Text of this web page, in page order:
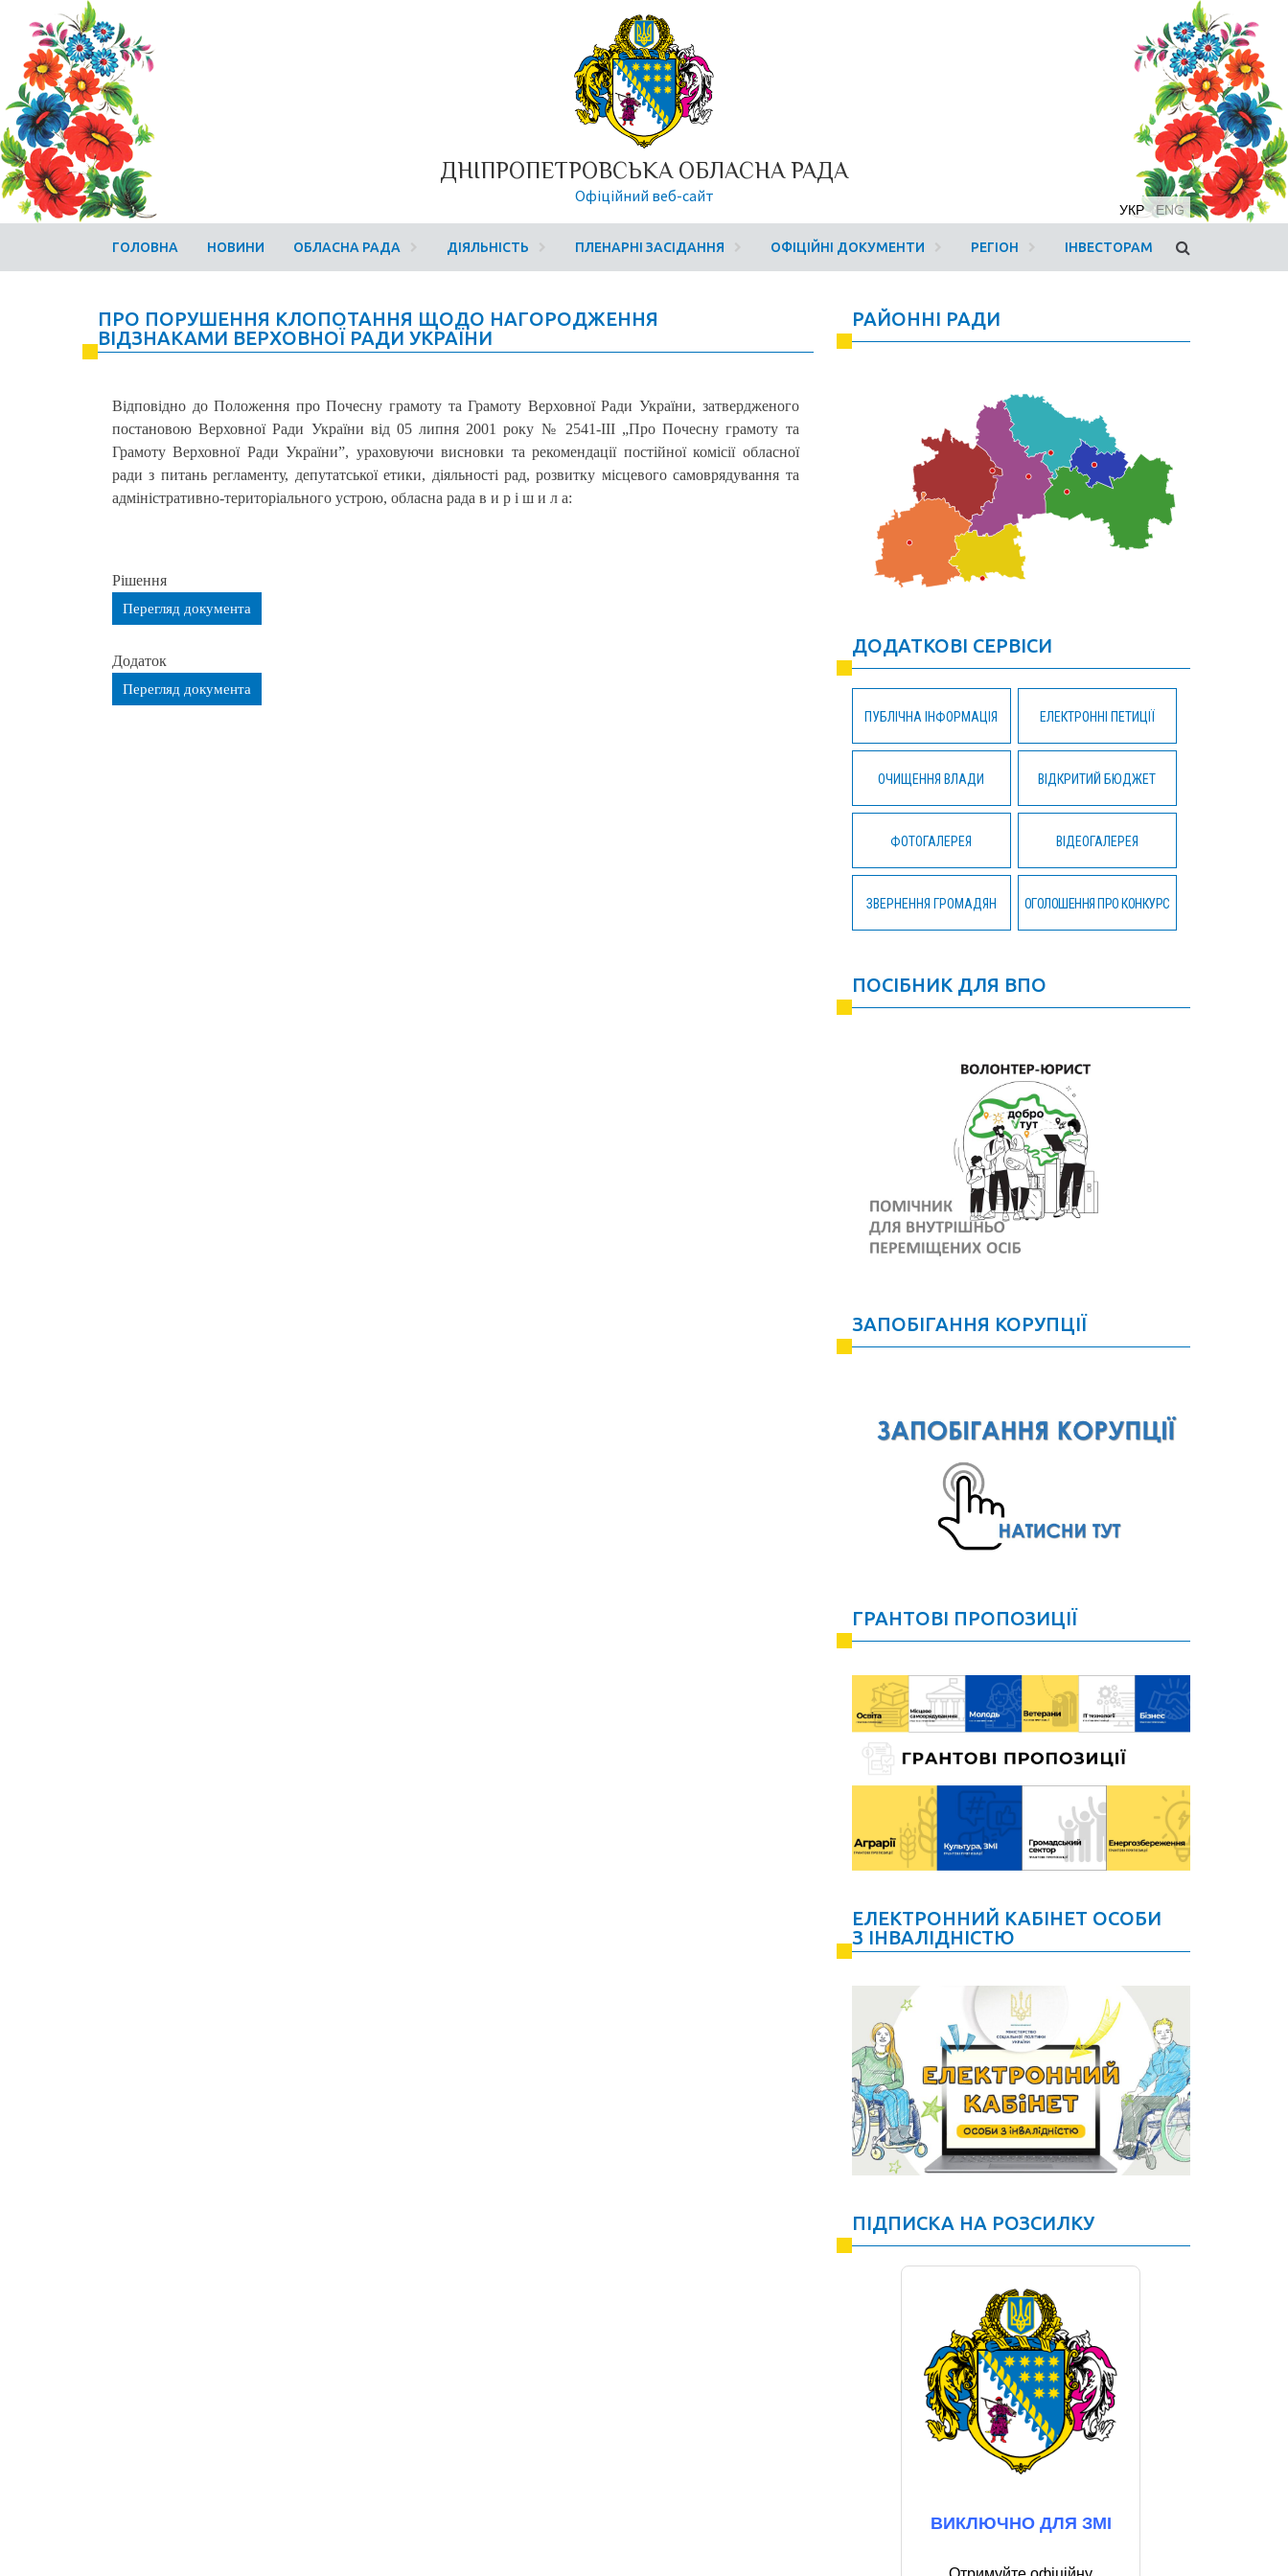
ДНІПРОПЕТРОВСЬКА ОБЛАСНА РАДА
Офіційний веб-сайт
УКР ENG
ГОЛОВНА НОВИНИ ОБЛАСНА РАДА ДІЯЛЬНІСТЬ ПЛЕНАРНІ ЗАСІДАННЯ ОФІЦІЙНІ ДОКУМЕНТИ РЕГІОН ІНВЕСТОРАМ
ПРО ПОРУШЕННЯ КЛОПОТАННЯ ЩОДО НАГОРОДЖЕННЯ
ВІДЗНАКАМИ ВЕРХОВНОЇ РАДИ УКРАЇНИ
Відповідно до Положення про Почесну грамоту та Грамоту Верховної Ради України, затвердженого
постановою Верховної Ради України від 05 липня 2001 року № 2541-III „Про Почесну грамоту та
Грамоту Верховної Ради України”, ураховуючи висновки та рекомендації постійної комісії обласної
ради з питань регламенту, депутатської етики, діяльності рад, розвитку місцевого самоврядування та
адміністративно-територіального устрою, обласна рада в и р і ш и л а:
Рішення
Перегляд документа
Додаток
Перегляд документа
РАЙОННІ РАДИ
ДОДАТКОВІ СЕРВІСИ
ПУБЛІЧНА ІНФОРМАЦІЯ ЕЛЕКТРОННІ ПЕТИЦІЇ
ОЧИЩЕННЯ ВЛАДИ ВІДКРИТИЙ БЮДЖЕТ
ФОТОГАЛЕРЕЯ ВІДЕОГАЛЕРЕЯ
ЗВЕРНЕННЯ ГРОМАДЯН ОГОЛОШЕННЯ ПРО КОНКУРС
ПОСІБНИК ДЛЯ ВПО
ЗАПОБІГАННЯ КОРУПЦІЇ
ГРАНТОВІ ПРОПОЗИЦІЇ
ЕЛЕКТРОННИЙ КАБІНЕТ ОСОБИ
З ІНВАЛІДНІСТЮ
ПІДПИСКА НА РОЗСИЛКУ
ВИКЛЮЧНО ДЛЯ ЗМІ